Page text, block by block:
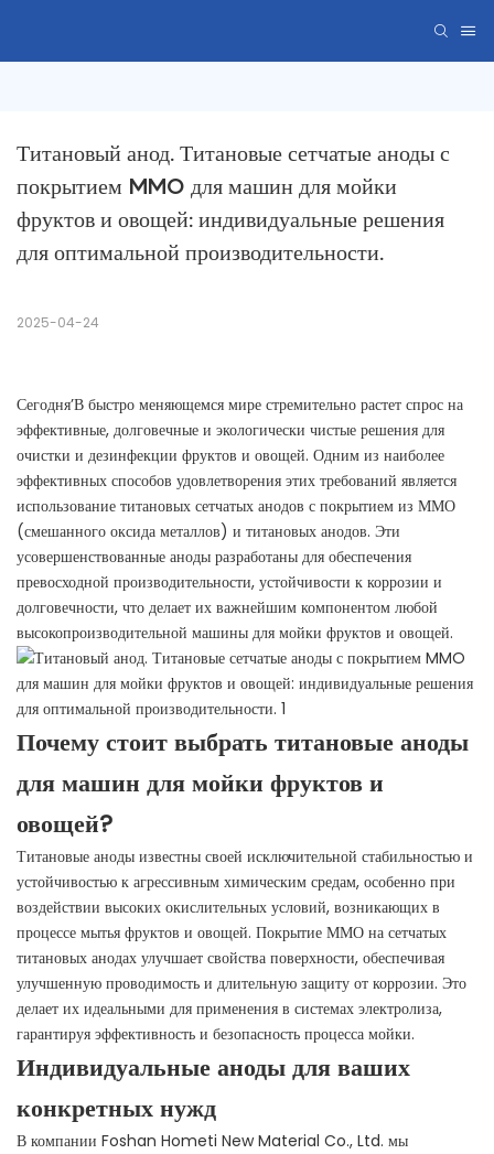
Титановый анод. Титановые сетчатые аноды с
покрытием MMO для машин для мойки
фруктов и овощей: индивидуальные решения
для оптимальной производительности.
2025-04-24
Сегодня’В быстро меняющемся мире стремительно растет спрос на
эффективные, долговечные и экологически чистые решения для
очистки и дезинфекции фруктов и овощей. Одним из наиболее
эффективных способов удовлетворения этих требований является
использование титановых сетчатых анодов с покрытием из ММО
(смешанного оксида металлов) и титановых анодов. Эти
усовершенствованные аноды разработаны для обеспечения
превосходной производительности, устойчивости к коррозии и
долговечности, что делает их важнейшим компонентом любой
высокопроизводительной машины для мойки фруктов и овощей.
Почему стоит выбрать титановые аноды
для машин для мойки фруктов и
овощей?
Титановые аноды известны своей исключительной стабильностью и
устойчивостью к агрессивным химическим средам, особенно при
воздействии высоких окислительных условий, возникающих в
процессе мытья фруктов и овощей. Покрытие ММО на сетчатых
титановых анодах улучшает свойства поверхности, обеспечивая
улучшенную проводимость и длительную защиту от коррозии. Это
делает их идеальными для применения в системах электролиза,
гарантируя эффективность и безопасность процесса мойки.
Индивидуальные аноды для ваших
конкретных нужд
В компании Foshan Hometi New Material Co., Ltd. мы